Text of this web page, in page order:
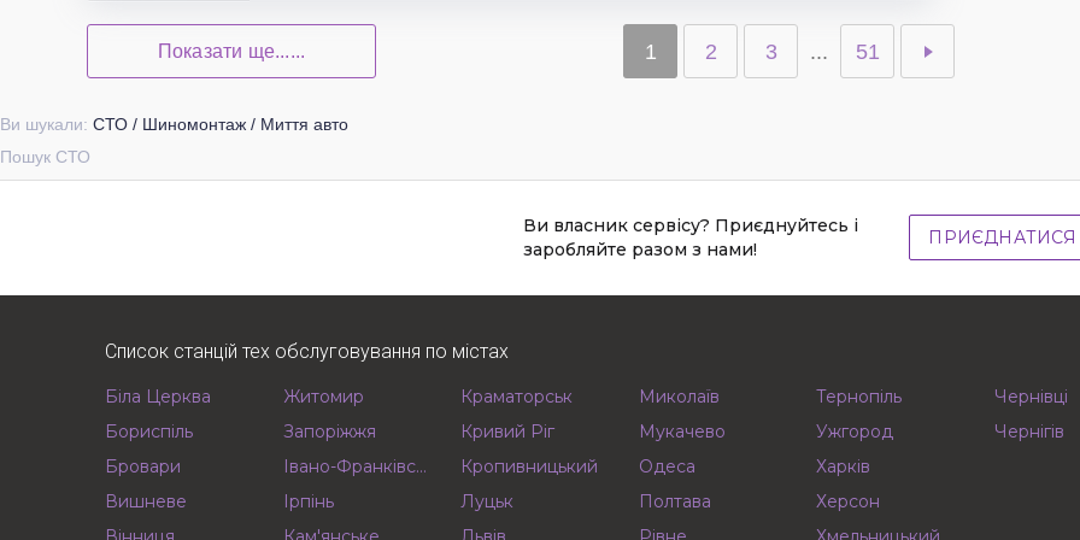
Показати ще...... 1 2 3 ... 51
Ви шукали: СТО / Шиномонтаж / Миття авто
Пошук СТО
Ви власник сервісу? Приєднуйтесь і
заробляйте разом з нами!
ПРИЄДНАТИСЯ
Список станцій тех обслуговування по містах
Біла Церква
Бориспіль
Бровари
Вишневе
Житомир
Запоріжжя
Івано-Франківськ
Ірпінь
Краматорськ
Кривий Ріг
Кропивницький
Луцьк
Миколаїв
Мукачево
Одеса
Полтава
Тернопіль
Ужгород
Харків
Херсон
Чернівці
Чернігів